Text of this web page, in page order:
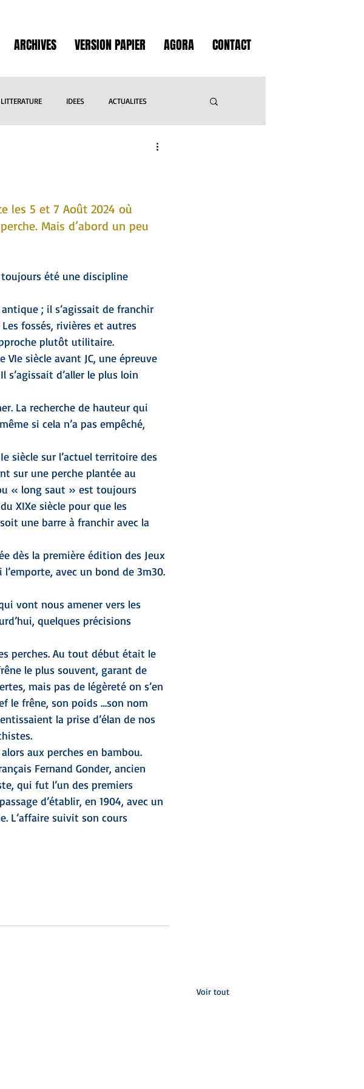
ARCHIVES VERSION PAPIER AGORA CONTACT
LITTERATURE IDEES ACTUALITES
GASTRONOMIE
les 5 et 7 Août 2024 où
Mais d’abord un peu
toujours été une discipline
; il s’agissait de franchir
fossés, rivières et autres
plutôt utilitaire.
siècle avant JC, une épreuve
s’agissait d’aller le plus loin
La recherche de hauteur qui
si cela n’a pas empêché,
siècle sur l’actuel territoire des
sur une perche plantée au
« long saut » est toujours
XIXe siècle pour que les
une barre à franchir avec la
dès la première édition des Jeux
avec un bond de 3m30.
vont nous amener vers les
quelques précisions
perches. Au tout début était le
le plus souvent, garant de
mais pas de légèreté on s’en
le frêne, son poids …son nom
la prise d’élan de nos
alors aux perches en bambou.
Fernand Gonder, ancien
qui fut l’un des premiers
d’établir, en 1904, avec un
L’affaire suivit son cours
Voir tout